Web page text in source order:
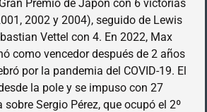
Premio de Japón con 6 victorias
2002 y 2004), seguido de Lewis
Vettel con 4. En 2022, Max
como vencedor después de 2 años
por la pandemia del COVID-19. El
la pole y se impuso con 27
Sergio Pérez, que ocupó el 2º